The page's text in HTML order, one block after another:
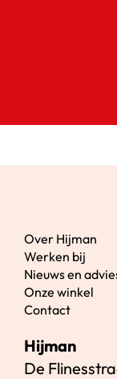
Over Hijman
Werken bij
Nieuws en
Onze winkel
Contact
Hijman
De